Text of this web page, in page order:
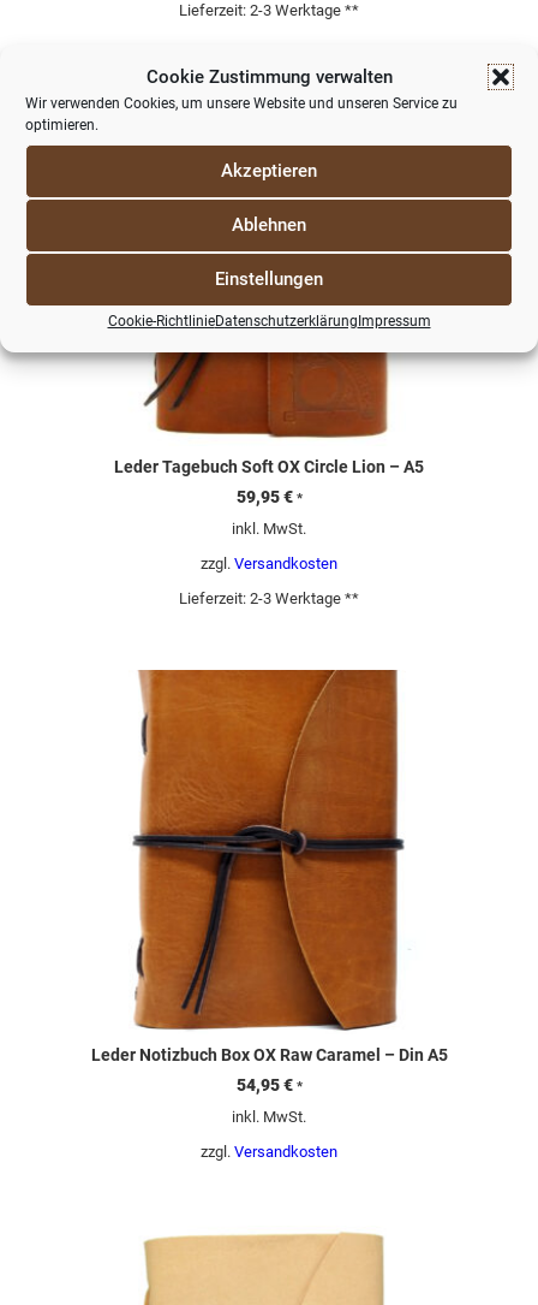
Cookie Zustimmung verwalten
Wir verwenden Cookies, um unsere Website und unseren Service zu
optimieren.
Akzeptieren
Ablehnen
Einstellungen
Cookie-RichtlinieDatenschutzerklärungImpressum
Lieferzeit: 2-3 Werktage **
Leder Tagebuch Soft OX Circle Lion – A5
59,95€ *
inkl. MwSt.
zzgl. Versandkosten
Lieferzeit: 2-3 Werktage **
Leder Notizbuch Box OX Raw Caramel – Din A5
54,95€ *
inkl. MwSt.
zzgl. Versandkosten